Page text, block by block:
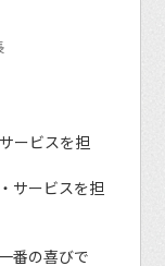
ービスを担
サービスを担
番の喜びで